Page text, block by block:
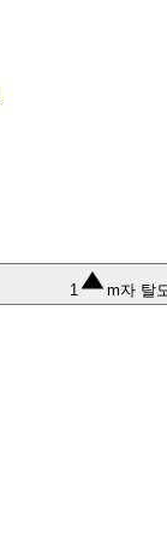
1 m자 탈